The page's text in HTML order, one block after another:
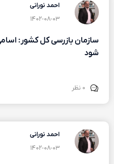
احمد نورانی
۱۴۰۲-۰۸-۰۳
سازمان بازرسی کل کشور: اسامی
شود
۰ نظر
احمد نورانی
۱۴۰۲-۰۸-۰۳